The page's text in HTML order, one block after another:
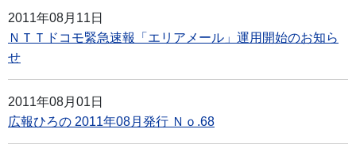
2011年08月11日
ＮＴＴドコモ緊急速報「エリアメール」運用開始のお知ら
せ
2011年08月01日
広報ひろの 2011年08月発行 Ｎｏ.68